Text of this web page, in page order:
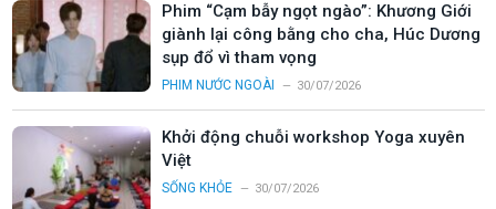
Phim “Cạm bẫy ngọt ngào”: Khương Giới
giành lại công bằng cho cha, Húc Dương
sụp đổ vì tham vọng
PHIM NƯỚC NGOÀI 30/07/2026
Khởi động chuỗi workshop Yoga xuyên
Việt
SỐNG KHỎE 30/07/2026